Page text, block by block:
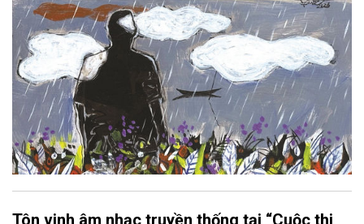
Tôn vinh âm nhạc truyền thống tại “Cuộc thi